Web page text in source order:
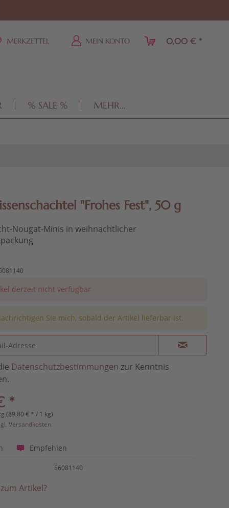
MERKZETTEL MEIN KONTO 0,00 € *
% SALE % MEHR...
"Frohes Fest", 50 g
Nougat-Minis in weihnachtlicher
derzeit nicht verfügbar
Sie mich, sobald der Artikel lieferbar ist.
Datenschutzbestimmungen zur Kenntnis
*
(89,80 € * / 1 kg)
Versandkosten
Empfehlen
56081140
Artikel?